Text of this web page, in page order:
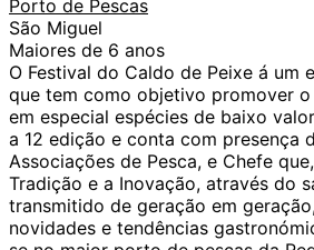
Porto de Pescas
São Miguel
Maiores de 6 anos
O Festival do Caldo de Peixe á um
que tem como objetivo promover
em especial espécies de baixo
a 12 edição e conta com presença
Associações de Pesca, e Chefe
Tradição e a Inovação, através do
transmitido de geração em
novidades e tendências